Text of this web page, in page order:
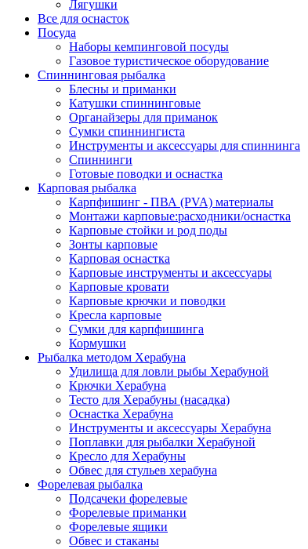
Лягушки
Все для оснасток
Посуда
Наборы кемпинговой посуды
Газовое туристическое оборудование
Спиннинговая рыбалка
Блесны и приманки
Катушки спиннинговые
Органайзеры для приманок
Сумки спиннингиста
Инструменты и аксессуары для спиннинга
Спиннинги
Готовые поводки и оснастка
Карповая рыбалка
Карпфишинг - ПВА (PVA) материалы
Монтажи карповые:расходники/оснастка
Карповые стойки и род поды
Зонты карповые
Карповая оснастка
Карповые инструменты и аксессуары
Карповые кровати
Карповые крючки и поводки
Кресла карповые
Сумки для карпфишинга
Кормушки
Рыбалка методом Херабуна
Удилища для ловли рыбы Херабуной
Крючки Херабуна
Тесто для Херабуны (насадка)
Оснастка Херабуна
Инструменты и аксессуары Херабуна
Поплавки для рыбалки Херабуной
Кресло для Херабуны
Обвес для стульев херабуна
Форелевая рыбалка
Подсачеки форелевые
Форелевые приманки
Форелевые ящики
Обвес и стаканы